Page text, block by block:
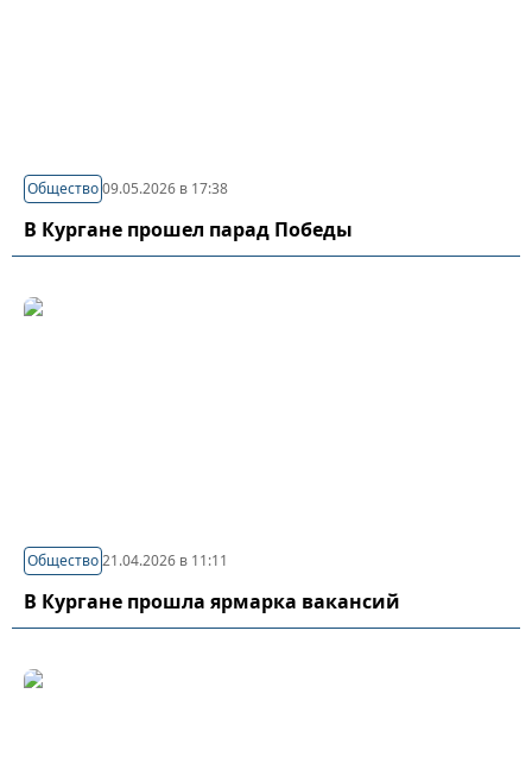
Общество09.05.2026 в 17:38
В Кургане прошел парад Победы
Общество21.04.2026 в 11:11
В Кургане прошла ярмарка вакансий